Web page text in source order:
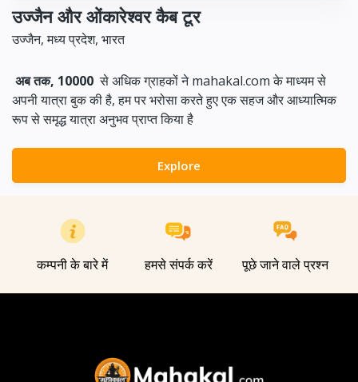
उज्जैन और ओंकारेश्वर कैब टूर
उज्जैन, मध्य प्रदेश, भारत
अब तक, 10000 से अधिक ग्राहकों ने mahakal.com के माध्यम से
अपनी यात्रा बुक की है, हम पर भरोसा करते हुए एक सहज और आध्यात्मिक
रूप से समृद्ध यात्रा अनुभव प्राप्त किया है
Explore
कम्पनी के बारे में हमसे संपर्क करें पूछे जाने वाले प्रश्न